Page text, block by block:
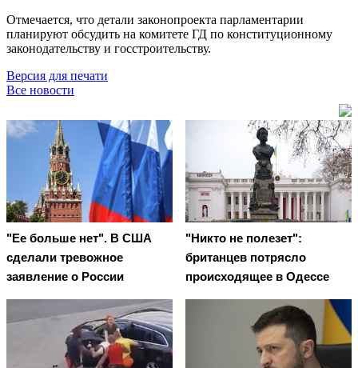
Отмечается, что детали законопроекта парламентарии
планируют обсудить на комитете ГД по конституционному
законодательству и госстроительству.
Версия для печати
Все новости
"Ее больше нет". В США
сделали тревожное
заявление о России
"Никто не полезет":
британцев потрясло
происходящее в Одессе